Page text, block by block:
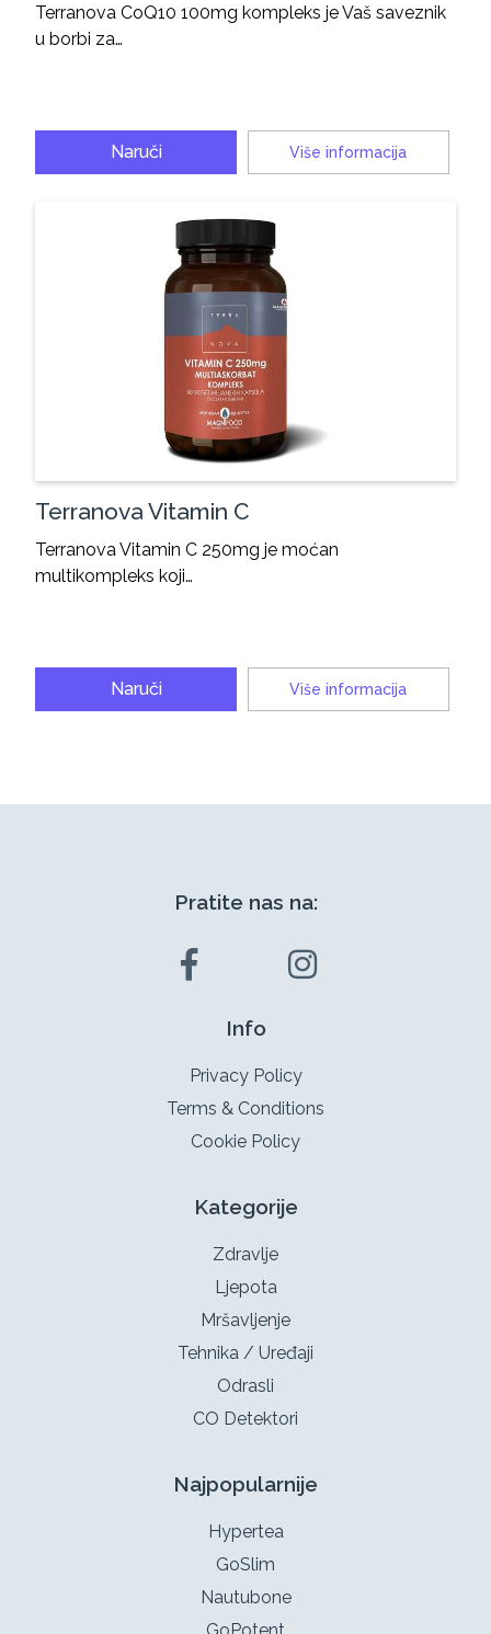
Terranova CoQ10 100mg kompleks je Vaš saveznik
u borbi za…
Naruči Više informacija
Terranova Vitamin C
Terranova Vitamin C 250mg je moćan
multikompleks koji…
Naruči Više informacija
Pratite nas na:
Info
Privacy Policy
Terms & Conditions
Cookie Policy
Kategorije
Zdravlje
Ljepota
Mršavljenje
Tehnika / Uređaji
Odrasli
CO Detektori
Najpopularnije
Hypertea
GoSlim
Nautubone
GoPotent